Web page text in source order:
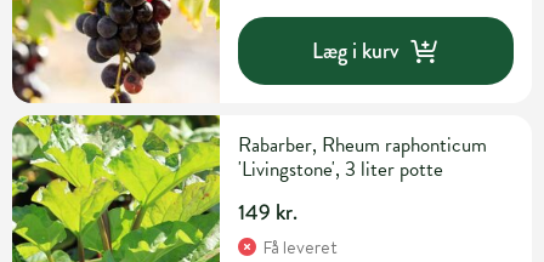
Læg i kurv
Rabarber, Rheum raphonticum
'Livingstone', 3 liter potte
149 kr.
Få leveret